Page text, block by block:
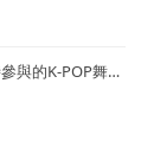
香港：世界上最多人同時參與的K-POP舞蹈表演